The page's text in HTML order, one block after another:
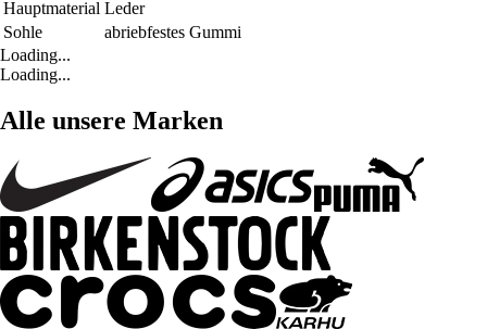
Hauptmaterial Leder
Sohle
abriebfestes Gummi
Loading...
Loading...
Alle unsere Marken